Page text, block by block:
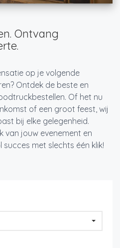
Ontvang
op je volgende
Ontdek de beste en
Of het nu
of een groot feest, wij
bij elke gelegenheid.
van jouw evenement en
met slechts één klik!